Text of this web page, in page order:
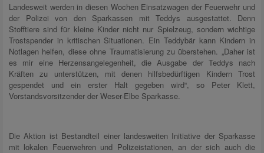
Landesweit werden in diesen Wochen Einsatzwagen der Feuerwehr und
der Polizei von den Sparkassen mit Teddys ausgestattet. Denn
Stofftiere sind für kleine Kinder nicht nur Spielzeug, sondern wichtige
Trostspender in kritischen Situationen. Ein Teddybär kann Kindern in
Notlagen helfen, diese ohne Traumatisierung zu überstehen. „Daher ist
es mir eine Herzensangelegenheit, die Ausgabe der Teddys nach
Kräften zu unterstützen, mit denen hilfsbedürftigen Kindern Trost
gespendet und ein erster Halt gegeben wird“, so Peter Klett,
Vorstandsvorsitzender der Weser-Elbe Sparkasse.
Die Aktion ist Bestandteil einer landesweiten Initiative der Sparkasse
mit lokalen Feuerwehren und Polizeistationen, an der sich auch die